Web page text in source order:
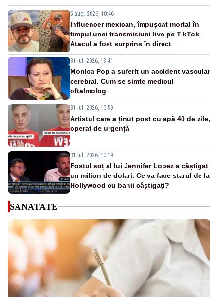
5 aug. 2026, 10:46
Influencer mexican, împușcat mortal în
timpul unei transmisiuni live pe TikTok.
Atacul a fost surprins în direct
31 iul. 2026, 13:41
Monica Pop a suferit un accident vascular
cerebral. Cum se simte medicul
oftalmolog
31 iul. 2026, 10:59
Artistul care a ținut post cu apă 40 de zile,
operat de urgență
31 iul. 2026, 10:19
Fostul soț al lui Jennifer Lopez a câștigat
un milion de dolari. Ce va face starul de la
Hollywood cu banii câștigați?
SANATATE